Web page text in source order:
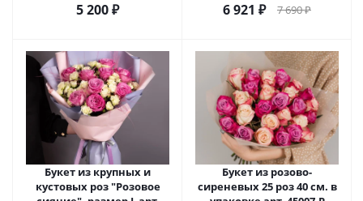
5 200₽ 6 921 ₽ 7 690₽
Букет из крупных и
кустовых роз "Розовое
Букет из розово-
сиреневых 25 роз 40 см. в